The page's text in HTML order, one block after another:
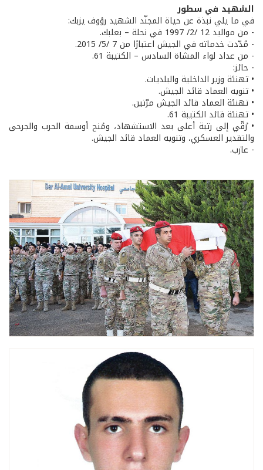
الشهيد في سطور
في ما يلي نبذة عن حياة المجنّد الشهيد رؤوف يزبك:
- من مواليد 12 /2/ 1997 في نحلة – بعلبك.
- مُدّدت خدماته في الجيش اعتبارًا من 7 /5/ 2015.
- من عداد لواء المشاة السادس – الكتيبة 61.
- حائز:
• تهنئة وزير الداخلية والبلديات.
• تنويه العماد قائد الجيش.
• تهنئة العماد قائد الجيش مرّتين.
• تهنئة قائد الكتيبة 61.
• رُقّي إلى رتبة أعلى بعد الاستشهاد، ومُنح أوسمة الحرب والجرحى
والتقدير العسكري، وتنويه العماد قائد الجيش.
- عازب.